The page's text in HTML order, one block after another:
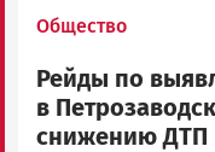
Общество
Рейды по
в
снижению ДТП